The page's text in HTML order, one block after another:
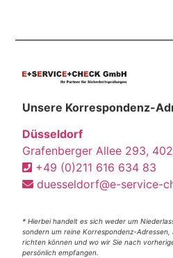
Unsere Korrespondenz-
Düsseldorf
Grafenberger Allee 293,
+49 (0)211 616 634 83
duesseldorf@e-service-
* Hierbei handelt es sich weder um
sondern um reine Korrespondenz-
richten können und wo wir Sie nach
persönlich empfangen.